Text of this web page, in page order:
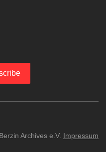
Archives e.V. Impressum